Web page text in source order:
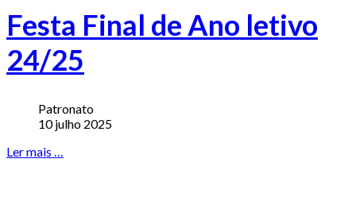
Festa Final de Ano letivo
24/25
Patronato
10 julho 2025
Ler mais …